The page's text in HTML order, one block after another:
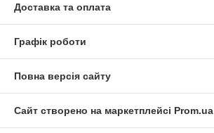
Доставка та оплата
Графік роботи
Повна версія сайту
Сайт створено на маркетплейсі Prom.ua